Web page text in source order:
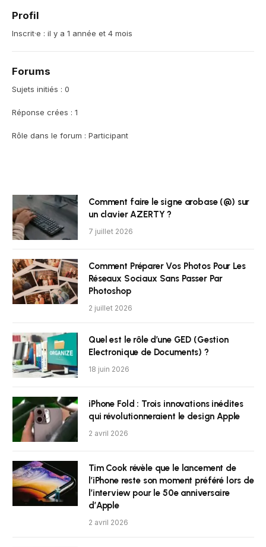
Profil
Inscrit·e : il y a 1 année et 4 mois
Forums
Sujets initiés : 0
Réponse crées : 1
Rôle dans le forum : Participant
Comment faire le signe arobase (@) sur
un clavier AZERTY ?
7 juillet 2026
Comment Préparer Vos Photos Pour Les
Réseaux Sociaux Sans Passer Par
Photoshop
2 juillet 2026
Quel est le rôle d’une GED (Gestion
Electronique de Documents) ?
18 juin 2026
iPhone Fold : Trois innovations inédites
qui révolutionneraient le design Apple
2 avril 2026
Tim Cook révèle que le lancement de
l’iPhone reste son moment préféré lors de
l’interview pour le 50e anniversaire
d’Apple
2 avril 2026